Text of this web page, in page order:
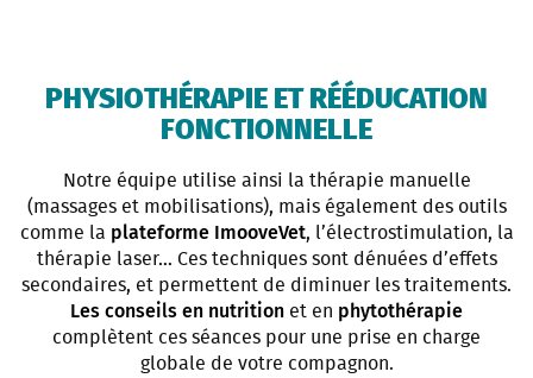
PHYSIOTHÉRAPIE ET RÉÉDUCATION
FONCTIONNELLE
Notre équipe utilise ainsi la thérapie manuelle
(massages et mobilisations), mais également des outils
comme la plateforme ImooveVet, l’électrostimulation, la
thérapie laser… Ces techniques sont dénuées d’effets
secondaires, et permettent de diminuer les traitements.
Les conseils en nutrition et en phytothérapie
complètent ces séances pour une prise en charge
globale de votre compagnon.